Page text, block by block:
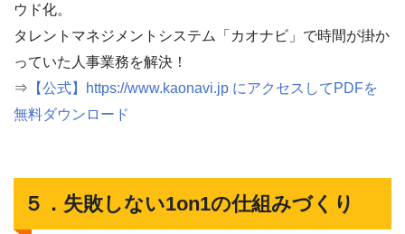
ウド化。
タレントマネジメントシステム「カオナビ」で時間が掛か
っていた人事業務を解決！
⇒ 【公式】https://www.kaonavi.jp にアクセスしてPDFを
無料ダウンロード
５．失敗しない1on1の仕組みづくり